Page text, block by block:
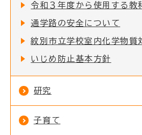
通学路の安全について
紋別市立学校室内化学物質
いじめ防止基本方針
研究
子育て